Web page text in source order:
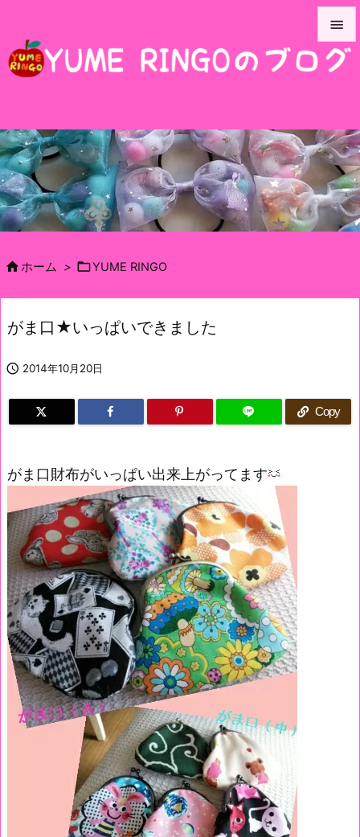



前へ

次へ

ホーム > YUME RINGO
がま口★いっぱいできました
 2014年10月20日
Copy
がま口財布がいっぱい出来上がってます